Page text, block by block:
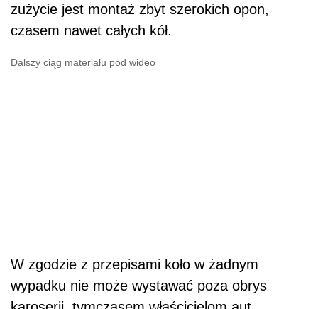
zużycie jest montaż zbyt szerokich opon,
czasem nawet całych kół.
Dalszy ciąg materiału pod wideo
W zgodzie z przepisami koło w żadnym
wypadku nie może wystawać poza obrys